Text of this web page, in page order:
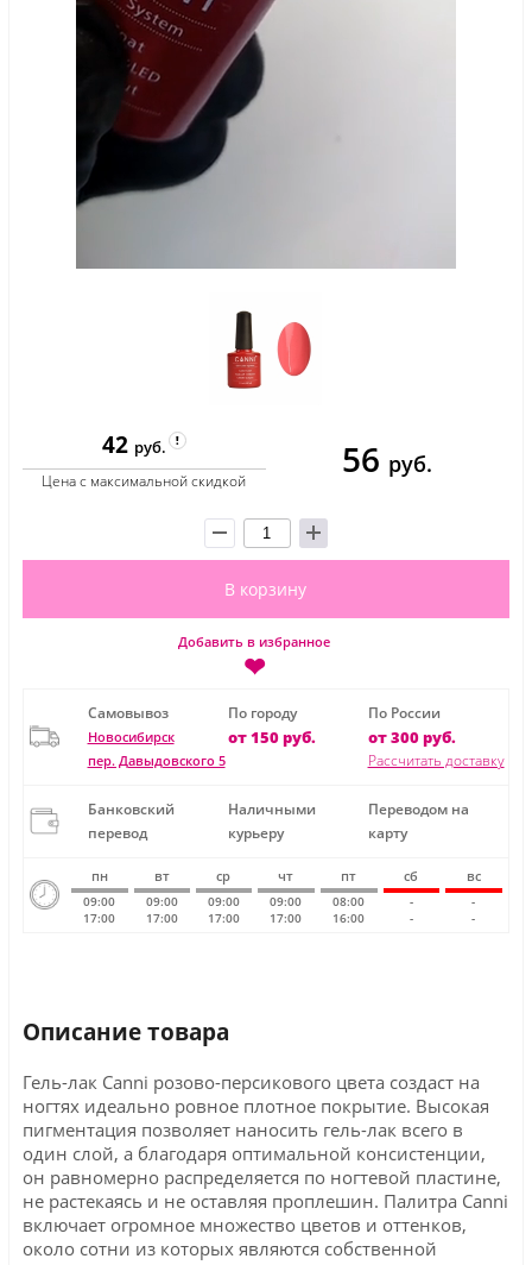
42 руб.
Цена с максимальной скидкой 56 руб.
В корзину
Добавить в избранное
❤
Самовывоз
Новосибирск
пер. Давыдовского 5
По городу
от 150 руб.
По России
от 300 руб.
Рассчитать доставку
Банковский
перевод
Наличными
курьеру
Переводом на
карту
пн вт ср чт пт сб вс
09:00
17:00
09:00
17:00
09:00
17:00
09:00
17:00
08:00
16:00
-
-
-
-
Описание товара
Гель-лак Canni розово-персикового цвета создаст на
ногтях идеально ровное плотное покрытие. Высокая
пигментация позволяет наносить гель-лак всего в
один слой, а благодаря оптимальной консистенции,
он равномерно распределяется по ногтевой пластине,
не растекаясь и не оставляя проплешин. Палитра Canni
включает огромное множество цветов и оттенков,
около сотни из которых являются собственной